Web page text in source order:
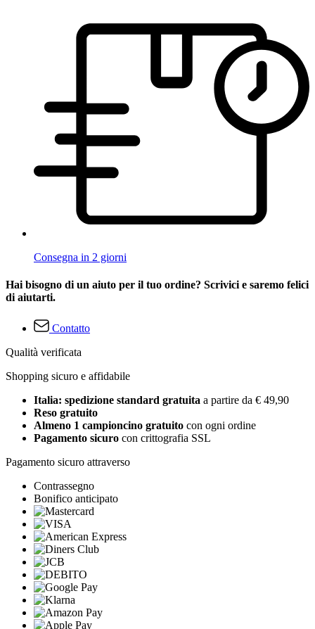
Consegna in 2 giorni
Hai bisogno di un aiuto per il tuo ordine? Scrivici e saremo felici
di aiutarti.
Contatto
Qualità verificata
Shopping sicuro e affidabile
Italia: spedizione standard gratuita a partire da € 49,90
Reso gratuito
Almeno 1 campioncino gratuito con ogni ordine
Pagamento sicuro con crittografia SSL
Pagamento sicuro attraverso
Contrassegno
Bonifico anticipato